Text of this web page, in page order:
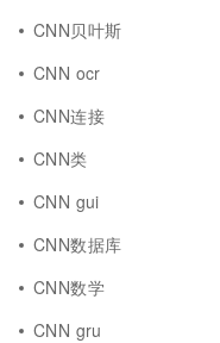
CNN贝叶斯
CNN ocr
CNN连接
CNN类
CNN gui
CNN数据库
CNN数学
CNN gru